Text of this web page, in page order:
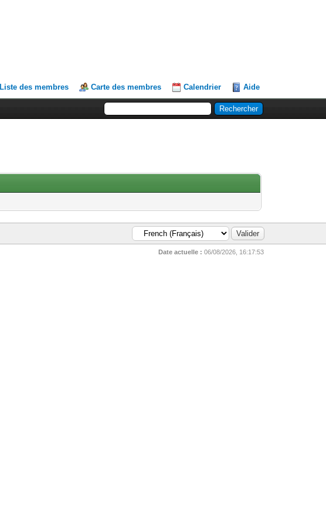
Liste des membres Carte des membres Calendrier Aide
Date actuelle : 06/08/2026, 16:17:53